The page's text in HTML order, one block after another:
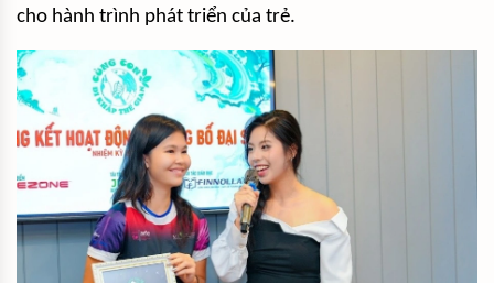
cho hành trình phát triển của trẻ.